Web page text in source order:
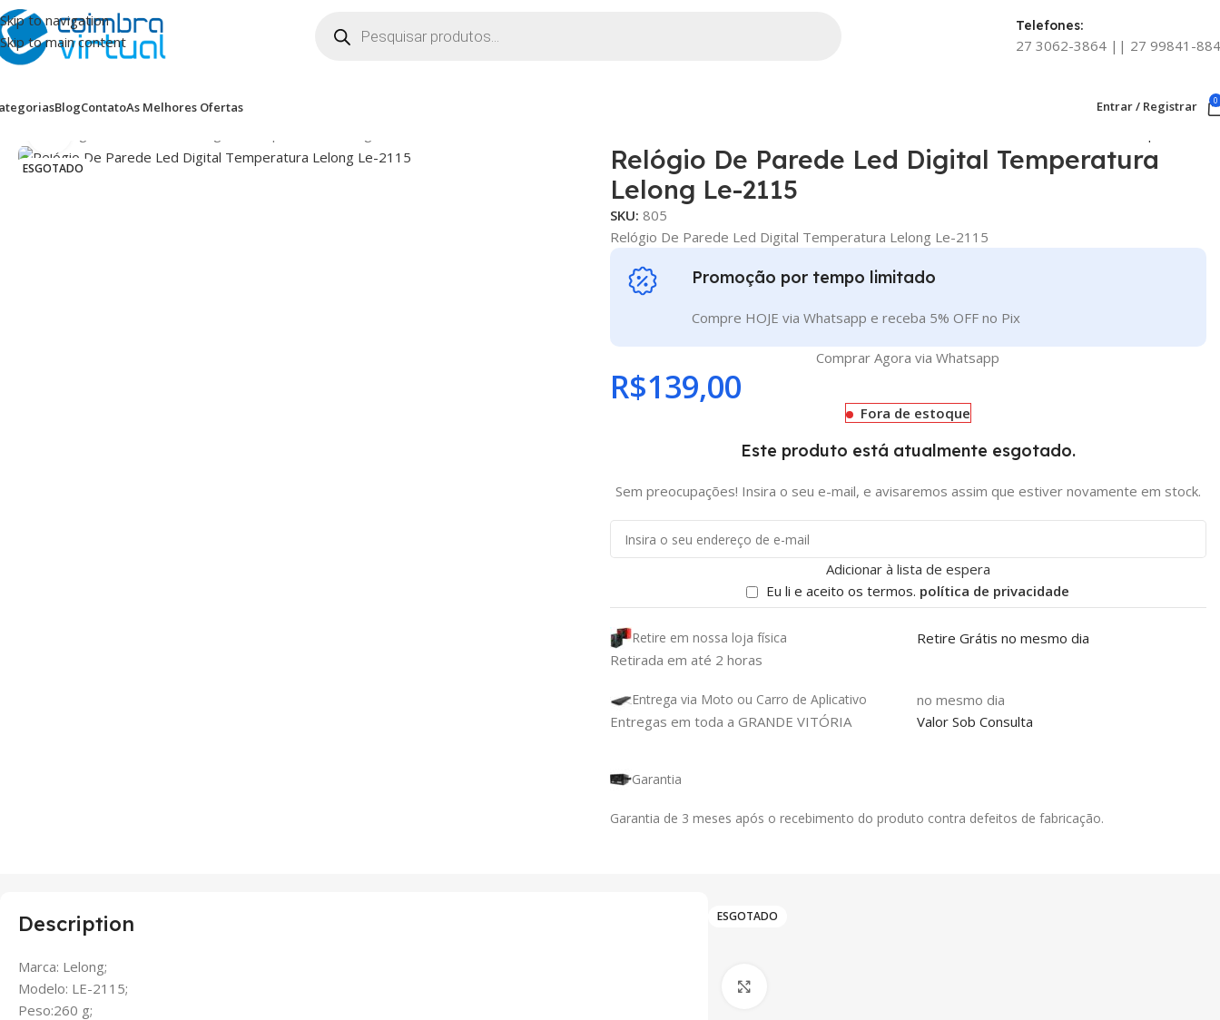
Skip to navigation
Skip to main content
Telefones:
27 3062-3864 || 27 99841-
BlogContatoAs Melhores Ofertas Entrar / Registrar 0
ESGOTADO
Relógio De Parede Led Digital Temperatura
Lelong Le-2115
SKU: 805
Relógio De Parede Led Digital Temperatura Lelong Le-2115
Promoção por tempo limitado
Compre HOJE via Whatsapp e receba 5% OFF no Pix
Comprar Agora via Whatsapp
R$139,00
Fora de estoque
Este produto está atualmente esgotado.
Sem preocupações! Insira o seu e-mail, e avisaremos assim que estiver novamente em stock.
Adicionar à lista de espera
Eu li e aceito os termos. política de privacidade
Retire em nossa loja física
Retirada em até 2 horas
Retire Grátis no mesmo dia
Entrega via Moto ou Carro de Aplicativo
Entregas em toda a GRANDE VITÓRIA
no mesmo dia
Valor Sob Consulta
Garantia
Garantia de 3 meses após o recebimento do produto contra defeitos de fabricação.
Description
Marca: Lelong;
Modelo: LE-2115;
Peso:260 g;
ESGOTADO